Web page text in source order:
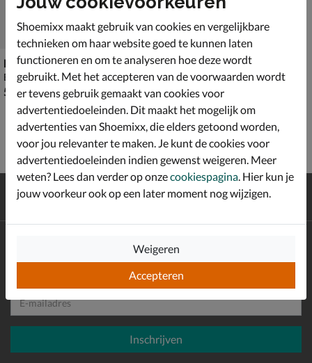
Nelson Kids
Babyschoenen - beige
€ 59,99
59 ,99
verzending en retour*
Schrijf je in voor de Shoemixx nieuwsbrief en ontvang €10,-
E-mailadres
Inschrijven
Shoemixx maakt gebruik van cookies en vergelijkbare
technieken om haar website goed te kunnen laten
functioneren en om te analyseren hoe deze wordt
gebruikt. Met het accepteren van de voorwaarden wordt
er tevens gebruik gemaakt van cookies voor
advertentiedoeleinden. Dit maakt het mogelijk om
advertenties van Shoemixx, die elders getoond worden,
voor jou relevanter te maken. Je kunt de cookies voor
advertentiedoeleinden indien gewenst weigeren. Meer
weten? Lees dan verder op onzecookiespagina . Hier kun je
jouw voorkeur ook op een later moment nog wijzigen.
Accepteren
Weigeren